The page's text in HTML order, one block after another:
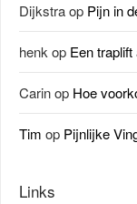
Dijkstraop Pijn in
henk op Een
Carinop Hoe
Tim op Pijnlijke
Links